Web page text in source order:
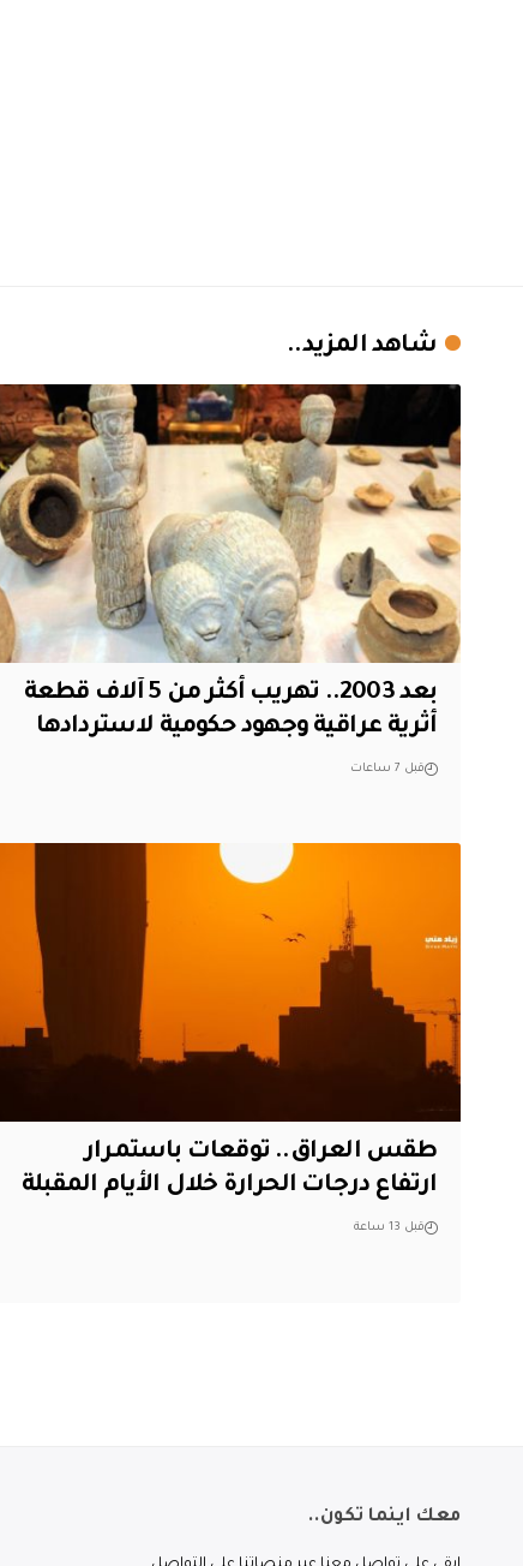
شاهد المزيد..
بعد 2003.. تهريب أكثر من 5 آلاف قطعة
أثرية عراقية وجهود حكومية لاستردادها
قبل 7 ساعات
طقس العراق.. توقعات باستمرار
ارتفاع درجات الحرارة خلال الأيام المقبلة
قبل 13 ساعة
معك اينما تكون..